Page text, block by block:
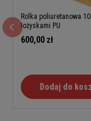
Rolka poliuretanowa
łożyskami PU
600,00 zł
Dodaj do